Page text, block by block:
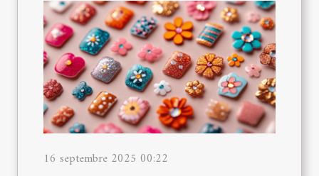
16 septembre 2025 00:22